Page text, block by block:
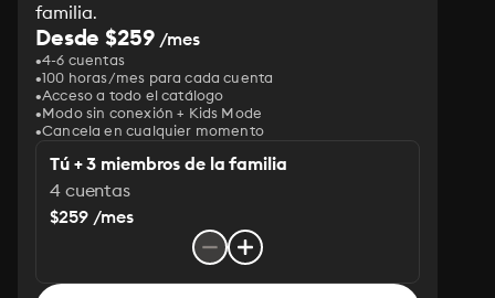
familia.
Desde $259/mes
4-6 cuentas
100 horas/mes para cada cuenta
Acceso a todo el catálogo
Modo sin conexión + Kids Mode
Cancela en cualquier momento
Tú + 3 miembros de la familia
4 cuentas
$259 /mes